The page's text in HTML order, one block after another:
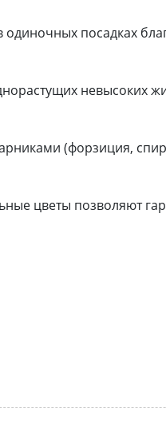
посадках
невысоких
(форзиция,
цветы позволяют